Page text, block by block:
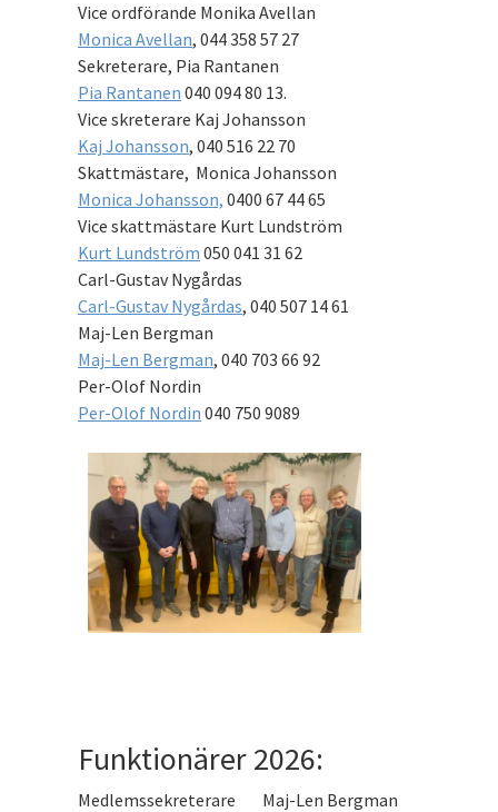
Vice ordförande Monika Avellan
Monica Avellan, 044 358 57 27
Sekreterare, Pia Rantanen
Pia Rantanen 040 094 80 13.
Vice skreterare Kaj Johansson
Kaj Johansson, 040 516 22 70
Skattmästare, Monica Johansson
Monica Johansson, 0400 67 44 65
Vice skattmästare Kurt Lundström
Kurt Lundström 050 041 31 62
Carl-Gustav Nygårdas
Carl-Gustav Nygårdas, 040 507 14 61
Maj-Len Bergman
Maj-Len Bergman, 040 703 66 92
Per-Olof Nordin
Per-Olof Nordin 040 750 9089
Funktionärer 2026:
Medlemssekreterare Maj-Len Bergman